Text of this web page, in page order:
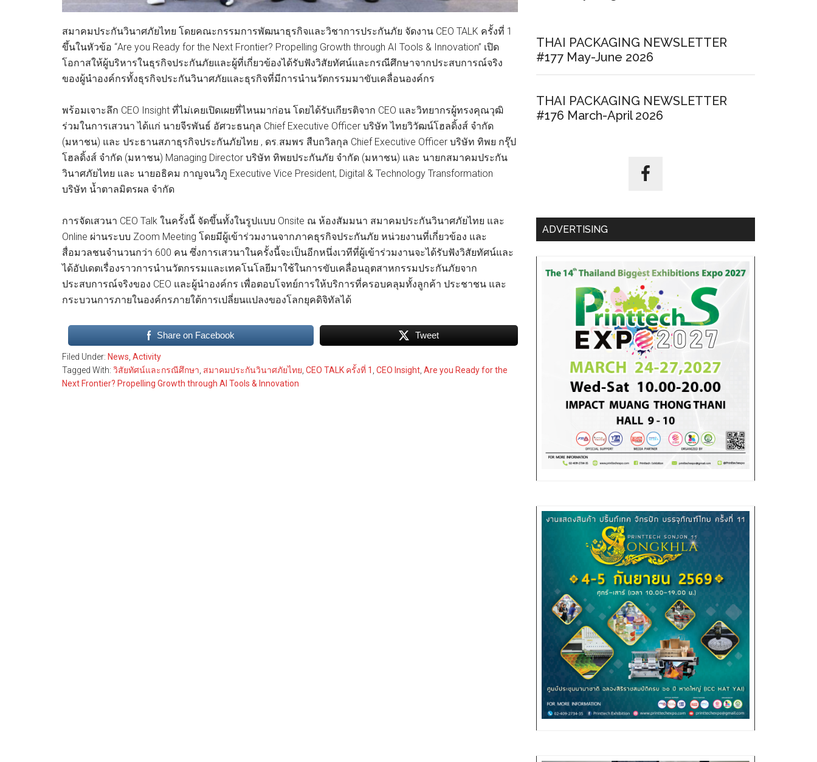
สมาคมประกันวินาศภัยไทย โดยคณะกรรมการพัฒนาธุรกิจและวิชาการประกันภัย จัดงาน CEO TALK ครั้งที่ 1
ขึ้นในหัวข้อ “Are you Ready for the Next Frontier? Propelling Growth through AI Tools & Innovation” เปิด
โอกาสให้ผู้บริหารในธุรกิจประกันภัยและผู้ที่เกี่ยวข้องได้รับฟังวิสัยทัศน์และกรณีศึกษาจากประสบการณ์จริง
ของผู้นำองค์กรทั้งธุรกิจประกันวินาศภัยและธุรกิจที่มีการนำนวัตกรรมมาขับเคลื่อนองค์กร
พร้อมเจาะลึก CEO Insight ที่ไม่เคยเปิดเผยที่ไหนมาก่อน โดยได้รับเกียรติจาก CEO และวิทยากรผู้ทรงคุณวุฒิ
ร่วมในการเสวนา ได้แก่ นายจีรพันธ์ อัศวะธนกุล Chief Executive Officer บริษัท ไทยวิวัฒน์โฮลดิ้งส์ จำกัด
(มหาชน) และ ประธานสภาธุรกิจประกันภัยไทย , ดร.สมพร สืบถวิลกุล Chief Executive Officer บริษัท ทิพย กรุ๊ป
โฮลดิ้งส์ จำกัด (มหาชน) Managing Director บริษัท ทิพยประกันภัย จำกัด (มหาชน) และ นายกสมาคมประกัน
วินาศภัยไทย และ นายอธิคม กาญจนวิภู Executive Vice President, Digital & Technology Transformation
บริษัท น้ำตาลมิตรผล จำกัด
การจัดเสวนา CEO Talk ในครั้งนี้ จัดขึ้นทั้งในรูปแบบ Onsite ณ ห้องสัมมนา สมาคมประกันวินาศภัยไทย และ
Online ผ่านระบบ Zoom Meeting โดยมีผู้เข้าร่วมงานจากภาคธุรกิจประกันภัย หน่วยงานที่เกี่ยวข้อง และ
สื่อมวลชนจำนวนกว่า 600 คน ซึ่งการเสวนาในครั้งนี้จะเป็นอีกหนึ่งเวทีที่ผู้เข้าร่วมงานจะได้รับฟังวิสัยทัศน์และ
ได้อัปเดตเรื่องราวการนำนวัตกรรมและเทคโนโลยีมาใช้ในการขับเคลื่อนอุตสาหกรรมประกันภัยจาก
ประสบการณ์จริงของ CEO และผู้นำองค์กร เพื่อตอบโจทย์การให้บริการที่ครอบคลุมทั้งลูกค้า ประชาชน และ
กระบวนการภายในองค์กรภายใต้การเปลี่ยนแปลงของโลกยุคดิจิทัลได้
Share on Facebook Tweet
Filed Under: News Activity
Tagged With: วิสัยทัศน์และกรณีศึกษา สมาคมประกันวินาศภัยไทย CEO TALK ครั้งที่ 1 CEO Insight Are you Ready for the
Next Frontier? Propelling Growth through AI Tools & Innovation
THAI PACKAGING NEWSLETTER
#177 May-June 2026
THAI PACKAGING NEWSLETTER
#176 March-April 2026
ADVERTISING